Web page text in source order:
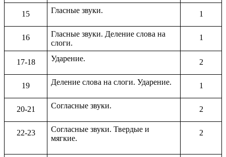
15 Гласные звуки. 1
16
Гласные звуки. Деление слова на
слоги.
1
17-18 Ударение. 2
19 Деление слова на слоги. Ударение. 1
20-21 Согласные звуки. 2
22-23
Согласные звуки. Твердые и
мягкие.
2